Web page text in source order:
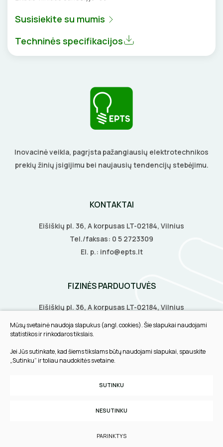
TERMO VAMZDELIAI, PIRŠTINĖS
GRINDINĖS DĖŽUTĖS
BATERIJOS
EL. SKAMBUČIAI
ŽAIBOSAUGA IR ĮŽEMINIMAS
SROVĖS TRANSFORMATORIAI
DAIKTADĖŽĖS
GRĘŽIMO KARŪNOS, GRĄŽTAI
GULSČIUKAI
ETIKEČIŲ SPAUSDINTUVAI
KALIMO ĮRANKIAI
LITAVIMO, KLIJAVIMO ĮRANKIAI
ELEKTRINIAI ĮRANKIAI
Susisiekite su mumis
Techninės specifikacijos
Inovacinė veikla, pagrįsta pažangiausių elektrotechnikos
prekių žinių įsigijimu bei naujausių tendencijų stebėjimu.
KONTAKTAI
Eišiškių pl. 36, A korpusas LT-02184, Vilnius
Tel./faksas: 0 5 2723309
El. p.: info@epts.lt
FIZINĖS PARDUOTUVĖS
Eišiškių pl. 36, A korpusas LT-02184, Vilnius
Biruliškių g. 8, LT-52168, Kaunas
Tilžės g. 60, LT-91108, Klaipėda
INFORMACIJA
Privatumo politika
Sukurta:TEXUS
Mūsų svetainė naudoja slapukus (angl. cookies). Šie slapukai naudojami
statistikos ir rinkodaros tikslais.
Jei Jūs sutinkate, kad šiems tikslams būtų naudojami slapukai, spauskite
„Sutinku“ ir toliau naudokitės svetaine.
SUTINKU
NESUTINKU
PARINKTYS